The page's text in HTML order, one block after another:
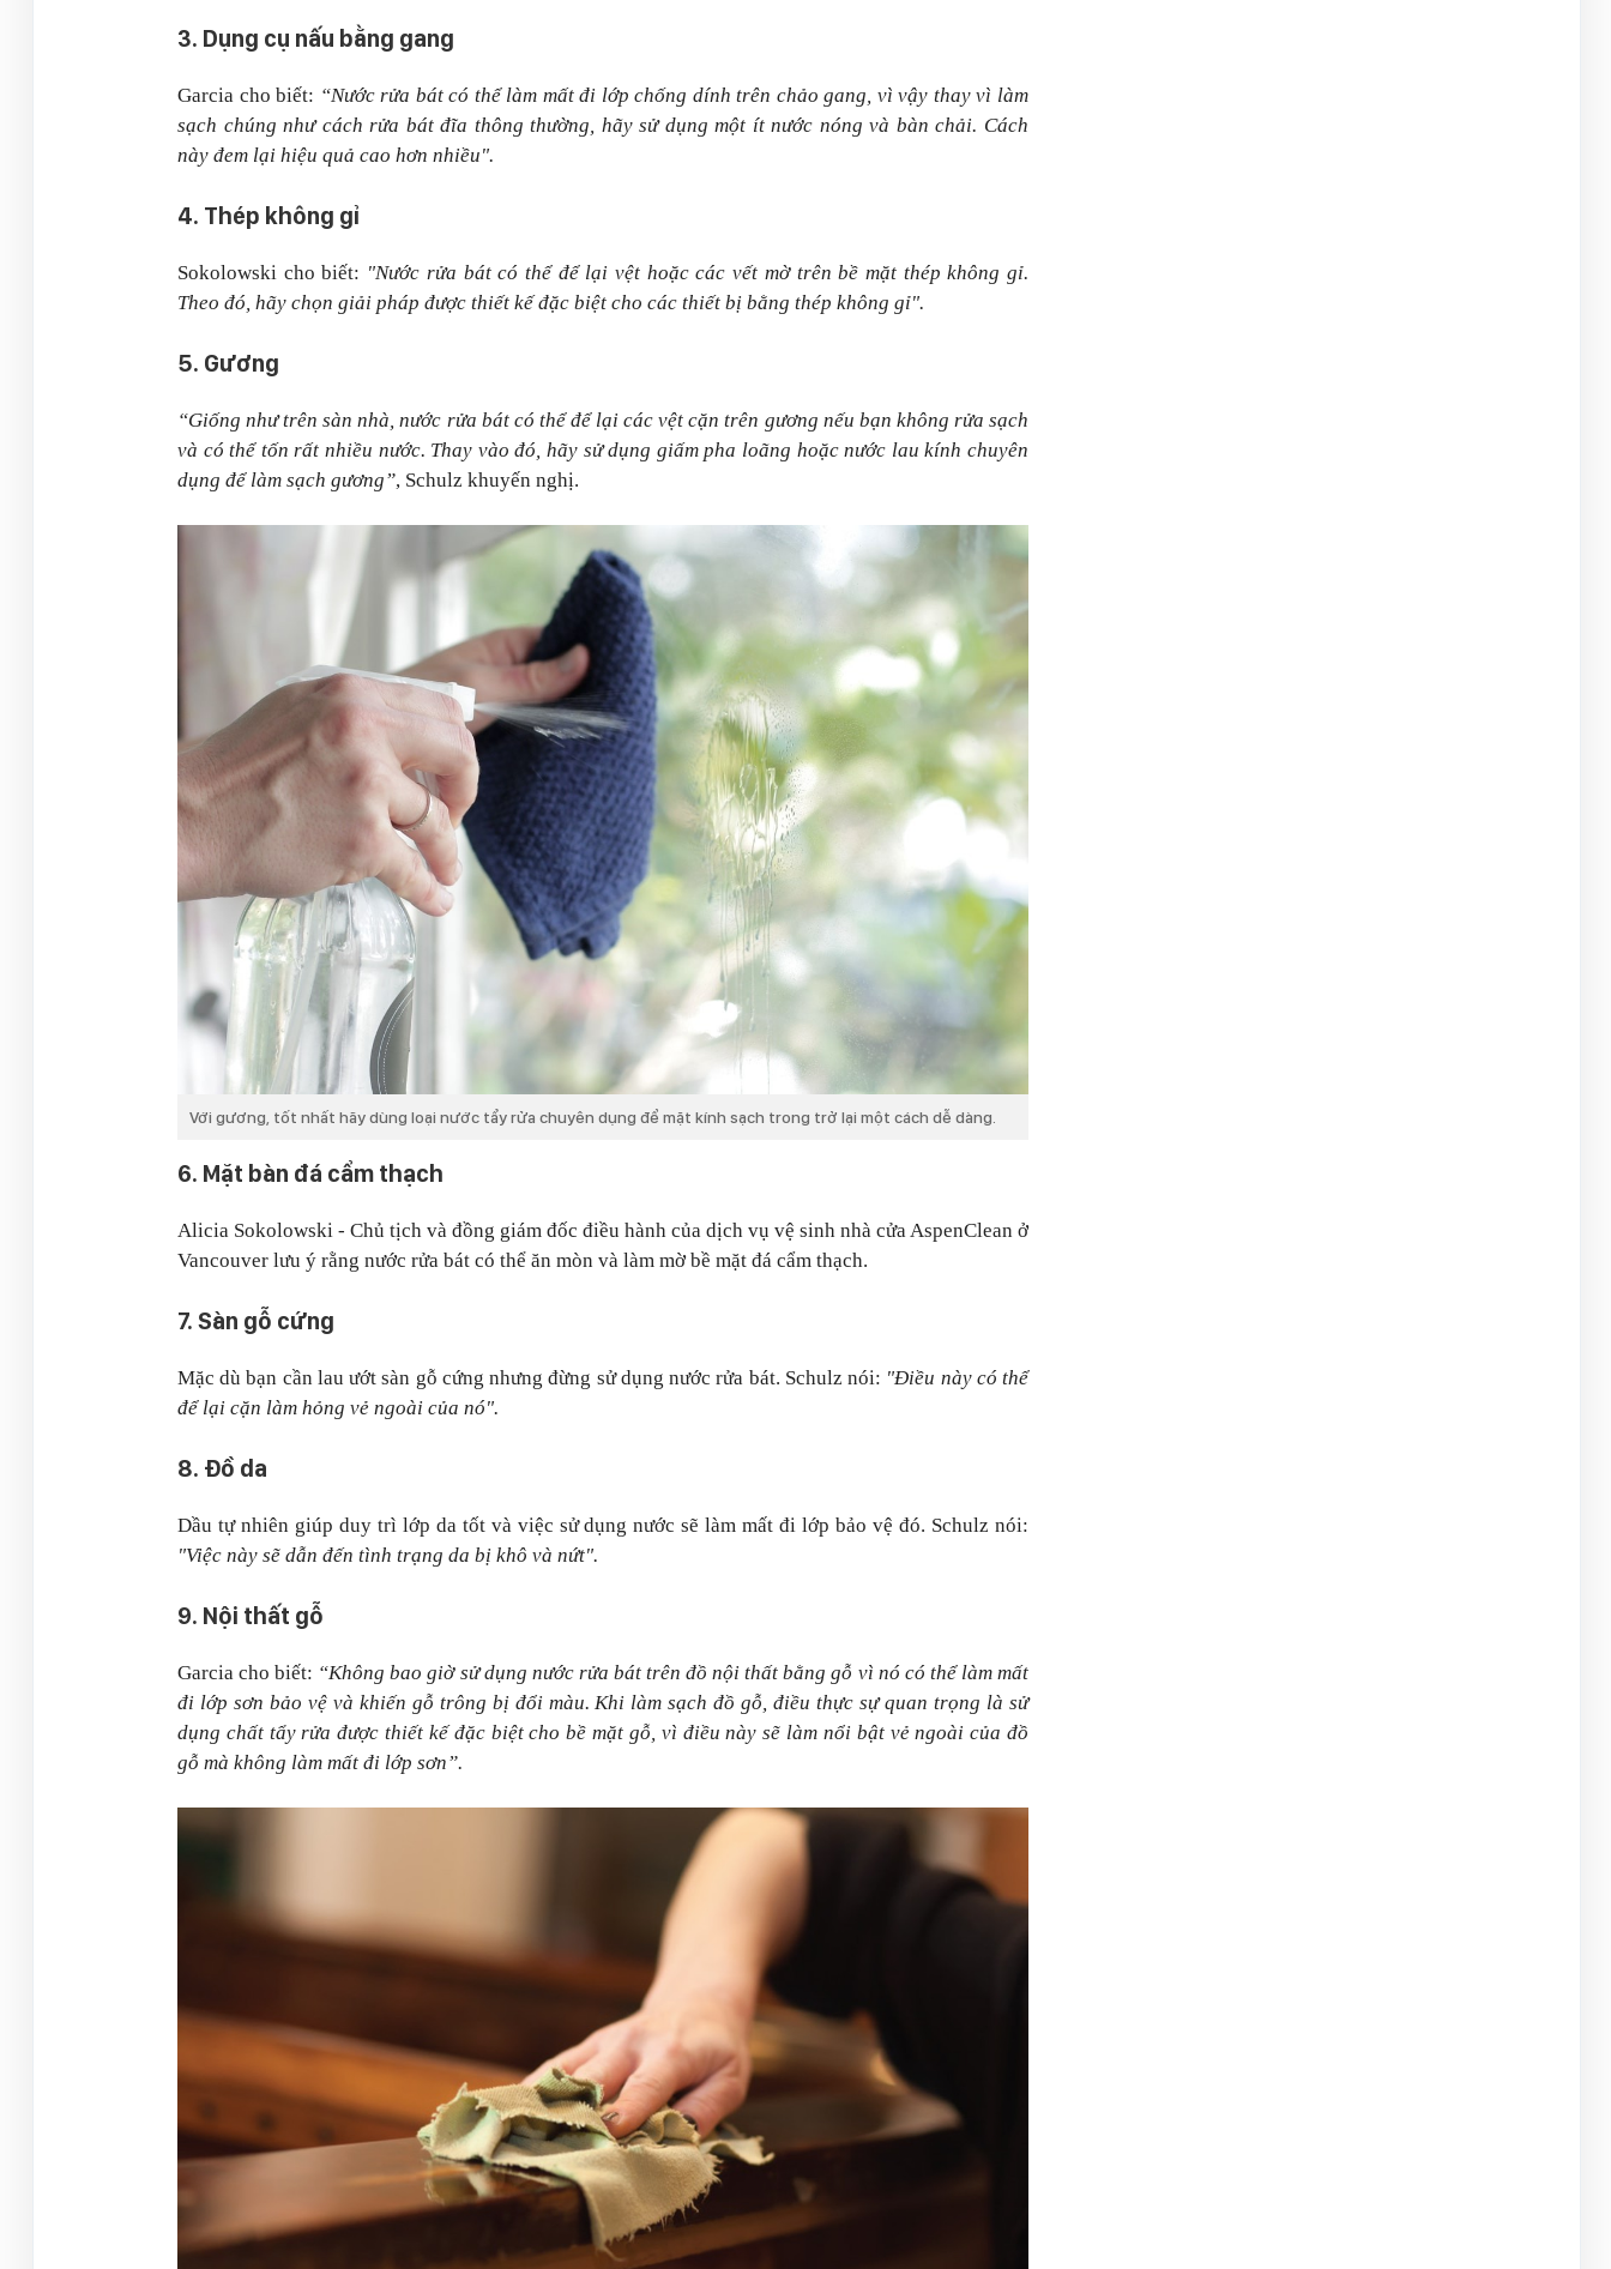
3. Dụng cụ nấu bằng gang
Garcia cho biết: “Nước rửa bát có thể làm mất đi lớp chống dính trên chảo gang, vì vậy thay vì làm
sạch chúng như cách rửa bát đĩa thông thường, hãy sử dụng một ít nước nóng và bàn chải. Cách
này đem lại hiệu quả cao hơn nhiều".
4. Thép không gỉ
Sokolowski cho biết: "Nước rửa bát có thể để lại vệt hoặc các vết mờ trên bề mặt thép không gỉ.
Theo đó, hãy chọn giải pháp được thiết kế đặc biệt cho các thiết bị bằng thép không gỉ".
5. Gương
“Giống như trên sàn nhà, nước rửa bát có thể để lại các vệt cặn trên gương nếu bạn không rửa sạch
và có thể tốn rất nhiều nước. Thay vào đó, hãy sử dụng giấm pha loãng hoặc nước lau kính chuyên
dụng để làm sạch gương”, Schulz khuyến nghị.
Với gương, tốt nhất hãy dùng loại nước tẩy rửa chuyên dụng để mặt kính sạch trong trở lại một cách dễ dàng.
6. Mặt bàn đá cẩm thạch
Alicia Sokolowski - Chủ tịch và đồng giám đốc điều hành của dịch vụ vệ sinh nhà cửa AspenClean ở
Vancouver lưu ý rằng nước rửa bát có thể ăn mòn và làm mờ bề mặt đá cẩm thạch.
7. Sàn gỗ cứng
Mặc dù bạn cần lau ướt sàn gỗ cứng nhưng đừng sử dụng nước rửa bát. Schulz nói: "Điều này có thể
để lại cặn làm hỏng vẻ ngoài của nó".
8. Đồ da
Dầu tự nhiên giúp duy trì lớp da tốt và việc sử dụng nước sẽ làm mất đi lớp bảo vệ đó. Schulz nói:
"Việc này sẽ dẫn đến tình trạng da bị khô và nứt".
9. Nội thất gỗ
Garcia cho biết: “Không bao giờ sử dụng nước rửa bát trên đồ nội thất bằng gỗ vì nó có thể làm mất
đi lớp sơn bảo vệ và khiến gỗ trông bị đổi màu. Khi làm sạch đồ gỗ, điều thực sự quan trọng là sử
dụng chất tẩy rửa được thiết kế đặc biệt cho bề mặt gỗ, vì điều này sẽ làm nổi bật vẻ ngoài của đồ
gỗ mà không làm mất đi lớp sơn”.